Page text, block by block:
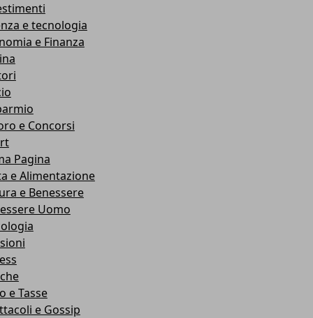
e tecnologia
e Finanza
e Concorsi
Pagina
e Alimentazione
e Benessere
Uomo
e Tasse
e Gossip